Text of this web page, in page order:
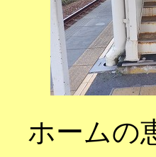
ホームの